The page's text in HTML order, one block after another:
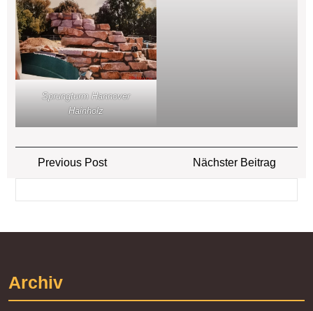
Sprungturm Hannover
Hainholz
Beitragsnavigation
Previous PostPrevious
Post
Nächster Beitrag
Archiv